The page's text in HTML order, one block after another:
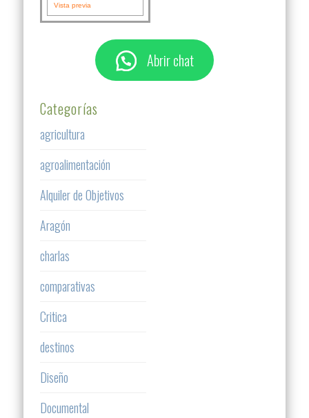
Vista previa
Abrir chat
Categorías
agricultura
agroalimentación
Alquiler de Objetivos
Aragón
charlas
comparativas
Critica
destinos
Diseño
Documental